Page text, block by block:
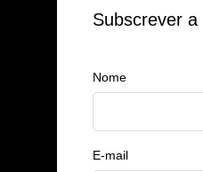
Subscrever a
Nome
E-mail